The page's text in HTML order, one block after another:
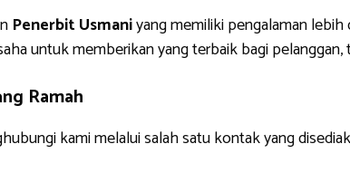
Penerbit Usmaniyang memiliki pengalaman lebih
untuk memberikan yang terbaik bagi
Ramah
kami melalui salah satu kontak yang